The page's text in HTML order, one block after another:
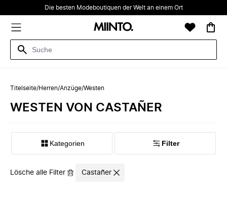
Die besten Modeboutiquen der Welt an einem Ort
Titelseite/Herren/Anzüge/Westen
WESTEN VON CASTAÑER
Kategorien Filter
Lösche alle Filter Castañer